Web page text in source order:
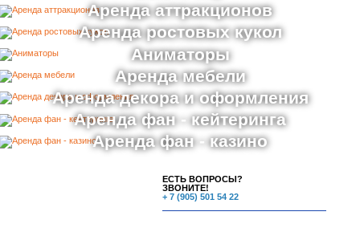
Аренда аттракционов
Аренда ростовых кукол
Аниматоры
Аренда мебели
Аренда декора и оформления
Аренда фан - кейтеринга
Аренда фан - казино
ЕСТЬ ВОПРОСЫ?
ЗВОНИТЕ!
+ 7 (905) 501 54 22